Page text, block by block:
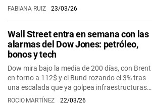
FABIANA RUIZ 23/03/26
Wall Street entra en semana con las
alarmas del Dow Jones: petróleo,
bonos y tech
Dow mira bajo la media de 200 días, con Brent
en torno a 112$ y el Bund rozando el 3% tras
una escalada que ya golpea infraestructuras…
ROCIO MARTÍNEZ 22/03/26